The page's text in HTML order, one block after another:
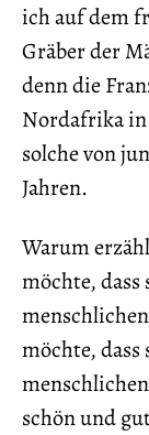
ich auf dem
Gräber der
denn die
Nordafrika
solche von
Jahren.
Warum
möchte,
möchte,
schön und